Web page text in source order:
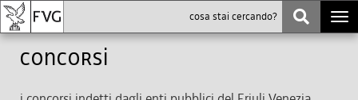
Concorsi